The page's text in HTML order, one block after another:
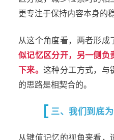
更专注于保持内容本身的
从这个角度看，两者形成
似记忆区分开，另一侧负
下来。这种分工方式，与
的思路是相契合的。
三、我们到底
从键值记忆的视角来看，